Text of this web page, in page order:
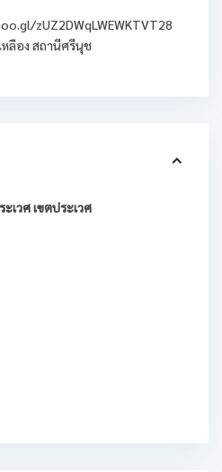
zUZ2DWqLWEWKTVT28
หลือง สถานีศรีนุช
เวศ เขตประเวศ